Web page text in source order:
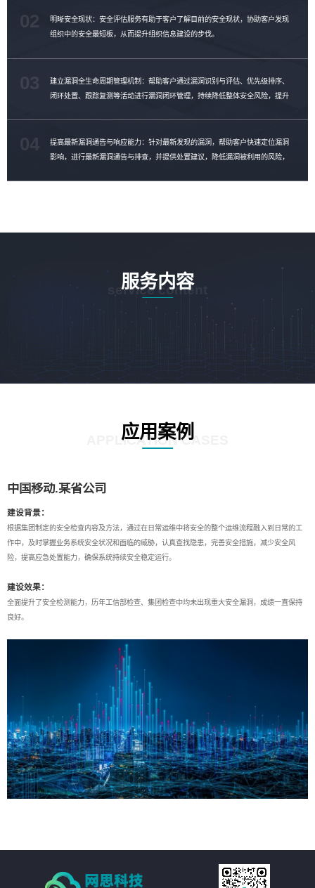
明晰安全现状：安全评估服务有助于客户了解目前的安全现状，协助客户发现
组织中的安全最短板，从而提升组织信息建设的步伐。
02
建立漏洞全生命周期管理机制：帮助客户通过漏洞识别与评估、优先级排序、
闭环处置、跟踪复测等活动进行漏洞闭环管理，持续降低整体安全风险，提升
提高最新漏洞通告与响应能力：针对最新发现的漏洞，帮助客户快速定位漏洞
影响，进行最新漏洞通告与排查，并提供处置建议，降低漏洞被利用的风险，
04
服务内容
service content
应用案例
APPLICATION CASES
中国移动.某省公司
建设背景：
根据集团制定的安全检查内容及方法，通过在日常运维中将安全的整个运维流程融入到日常的工
作中，及时掌握业务系统安全状况和面临的威胁，认真查找隐患，完善安全措施，减少安全风
险，提高应急处置能力，确保系统持续安全稳定运行。
建设效果：
全面提升了安全检测能力，历年工信部检查、集团检查中均未出现重大安全漏洞，成绩一直保持
良好。